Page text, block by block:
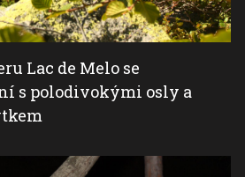
Lac de Melo se
s polodivokými osly a